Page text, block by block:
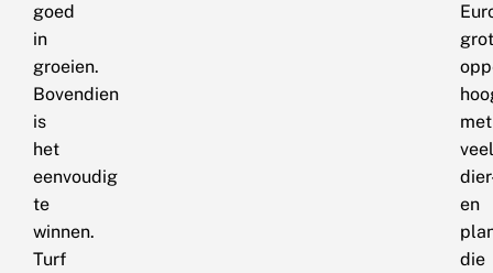
goed
in
groeien.
Bovendien
is
het
eenvoudig
te
winnen.
Turf
met
veel
dier-
en
die